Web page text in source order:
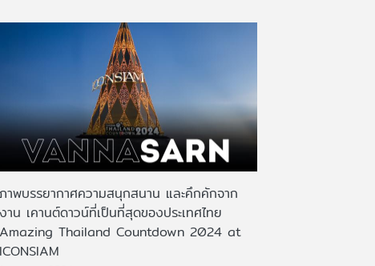
ภาพบรรยากาศความสนุกสนาน และคึกคักจาก
งาน เคานต์ดาวน์ที่เป็นที่สุดของประเทศไทย
Amazing Thailand Countdown 2024 at
ICONSIAM